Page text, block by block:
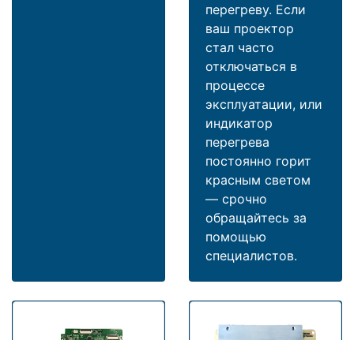
перегреву. Если
ваш проектор
стал часто
отключаться в
процессе
эксплуатации, или
индикатор
перегрева
постоянно горит
красным светом
— срочно
обращайтесь за
помощью
специалистов.